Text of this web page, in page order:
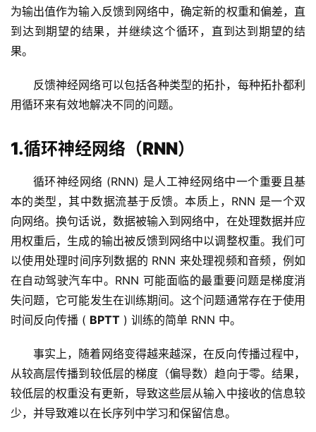
为输出值作为输入反馈到网络中，确定新的权重和偏差，直
到达到期望的结果，并继续这个循环，直到达到期望的结
果。
反馈神经网络可以包括各种类型的拓扑，每种拓扑都利
用循环来有效地解决不同的问题。
1.循环神经网络（RNN）
循环神经网络 (RNN) 是人工神经网络中一个重要且基
本的类型，其中数据流基于反馈。本质上，RNN 是一个双
向网络。换句话说，数据被输入到网络中，在处理数据并应
用权重后，生成的输出被反馈到网络中以调整权重。我们可
以使用处理时间序列数据的 RNN 来处理视频和音频，例如
在自动驾驶汽车中。RNN 可能面临的最重要问题是梯度消
失问题，它可能发生在训练期间。这个问题通常存在于使用
时间反向传播 ( BPTT ) 训练的简单 RNN 中。
事实上，随着网络变得越来越深，在反向传播过程中，
从较高层传播到较低层的梯度（偏导数）趋向于零。结果，
较低层的权重没有更新，导致这些层从输入中接收的信息较
少，并导致难以在长序列中学习和保留信息。